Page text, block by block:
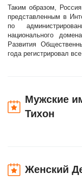
Таким образом,
представленным в
по
национального
Развития
года регистрировал
Мужские
Тихон
Женский